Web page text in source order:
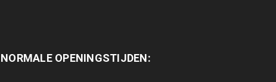
NORMALE OPENINGSTIJDEN: